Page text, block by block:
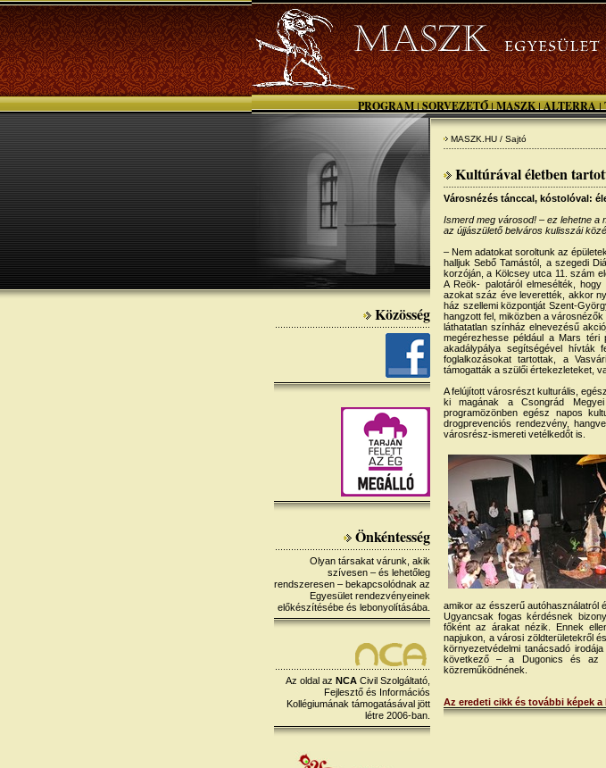
PROGRAM | SORVEZETŐ | MASZK | ALTERRA |
Közösség
Önkéntesség
Olyan társakat várunk, akik
szívesen – és lehetőleg
rendszeresen – bekapcsolódnak az
Egyesület rendezvényeinek
előkészítésébe és lebonyolításába.
Az oldal az NCA Civil Szolgáltató,
Fejlesztő és Információs
Kollégiumának támogatásával jött
létre 2006-ban.
MASZK.HU / Sajtó
Kultúrával életben
Városnézés tánccal, kóstolóval:
Ismerd meg városod! – ez lehetne a
az újjászülető belváros kulisszái
– Nem adatokat soroltunk az
halljuk Sebő Tamástól, a szegedi
korzóján, a Kölcsey utca 11. szám
A Reök- palotáról elmesélték,
azokat száz éve leverették, akkor
ház szellemi központját Szent-
hangzott fel, miközben a
láthatatlan színház elnevezésű
megérezhesse például a Mars téri
akadálypálya segítségével hívták
foglalkozásokat tartottak, a
támogatták a szülői értekezleteket,
A felújított városrészt kulturális,
ki magának a Csongrád
programözönben egész napos
drogprevenciós rendezvény,
városrész-ismereti vetélkedőt is.
amikor az ésszerű autóhasználatról
Ugyancsak fogas kérdésnek
főként az árakat nézik. Ennek
napjukon, a városi zöldterületekről
környezetvédelmi tanácsadó
következő – a Dugonics és az
közreműködnének.
Az eredeti cikk és további képek a